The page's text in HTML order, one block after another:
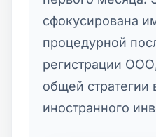
сфокусирована
процедурной
регистрации
общей стратегии
иностранного